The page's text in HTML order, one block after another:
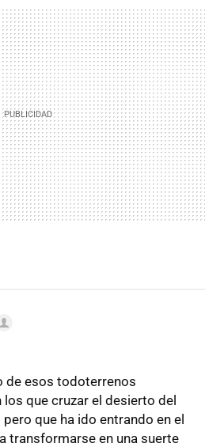
MAIL
de esos todoterrenos
que cruzar el desierto del
que ha ido entrando en el
transformarse en una suerte